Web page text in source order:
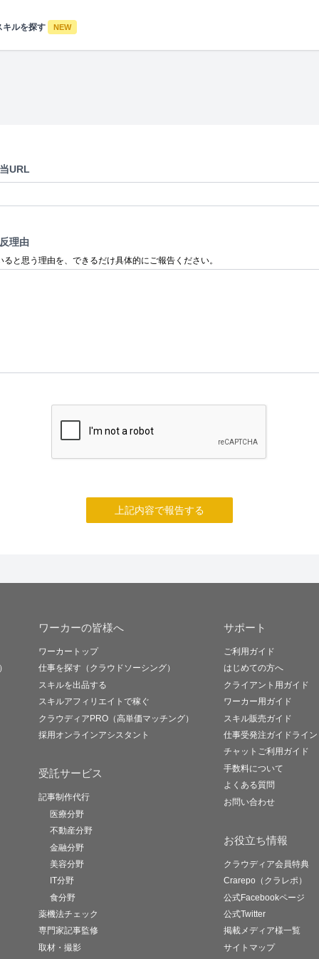
キルを探す NEW
URL
理由
ると思う理由を、できるだけ具体的にご報告ください。
上記内容で報告する
ワーカーの皆様へ
ワーカートップ
仕事を探す（クラウドソーシング）
スキルを出品する
スキルアフィリエイトで稼ぐ
クラウディアPRO（高単価マッチング）
採用オンラインアシスタント
受託サービス
記事制作代行
医療分野
不動産分野
金融分野
美容分野
IT分野
食分野
薬機法チェック
専門家記事監修
取材・撮影
サポート
ご利用ガイド
はじめての方へ
クライアント用ガイド
ワーカー用ガイド
スキル販売ガイド
仕事受発注ガイドライン
チャットご利用ガイド
手数料について
よくある質問
お問い合わせ
お役立ち情報
クラウディア会員特典
Crarepo（クラレポ）
公式Facebookページ
公式Twitter
掲載メディア様一覧
サイトマップ